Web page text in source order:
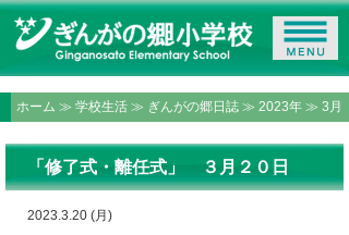
ホーム ≫ 学校生活 ≫ ぎんがの郷日誌 ≫ 2023年 ≫ 3月
「修了式・離任式」 ３月２０日
2023.3.20 (月)